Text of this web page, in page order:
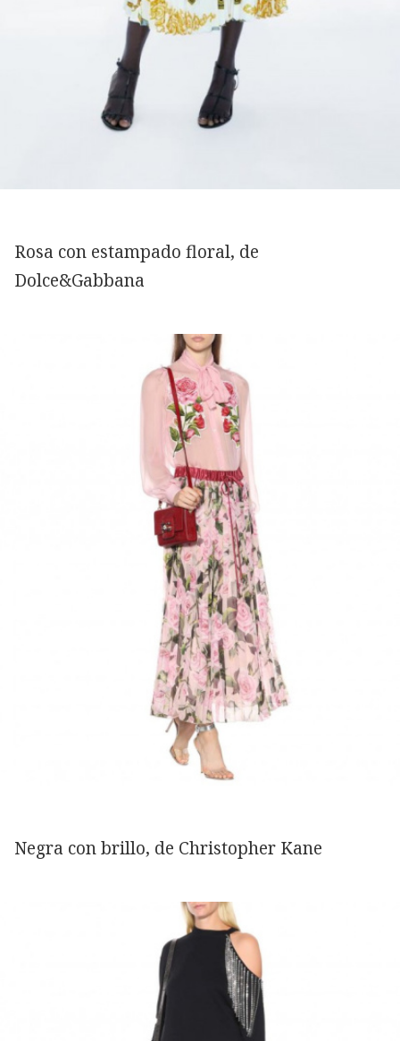
Rosa con estampado floral, de
Dolce&Gabbana
Negra con brillo, de Christopher Kane